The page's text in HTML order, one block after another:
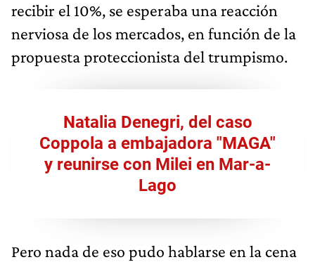
recibir el 10%, se esperaba una reacción
nerviosa de los mercados, en función de la
propuesta proteccionista del trumpismo.
Natalia Denegri, del caso
Coppola a embajadora "MAGA"
y reunirse con Milei en Mar-a-
Lago
Pero nada de eso pudo hablarse en la cena